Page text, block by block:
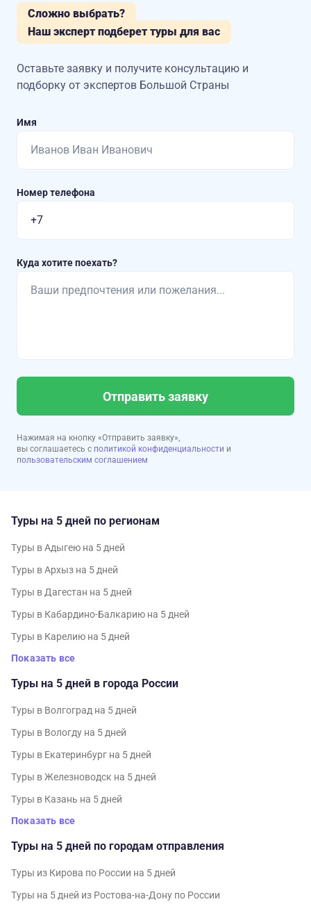
Сложно выбрать?
Наш эксперт подберет туры для вас
Оставьте заявку и получите консультацию и
подборку от экспертов Большой Страны
Имя
Номер телефона
Куда хотите поехать?
Отправить заявку
Нажимая на кнопку «Отправить заявку»,
вы соглашаетесь с политикой конфиденциальности и
пользовательским соглашением
Туры на 5 дней по регионам
Туры в Адыгею на 5 дней
Туры в Архыз на 5 дней
Туры в Дагестан на 5 дней
Туры в Кабардино-Балкарию на 5 дней
Туры в Карелию на 5 дней
Показать все
Туры на 5 дней в города России
Туры в Волгоград на 5 дней
Туры в Вологду на 5 дней
Туры в Екатеринбург на 5 дней
Туры в Железноводск на 5 дней
Туры в Казань на 5 дней
Показать все
Туры на 5 дней по городам отправления
Туры из Кирова по России на 5 дней
Туры на 5 дней из Ростова-на-Дону по России